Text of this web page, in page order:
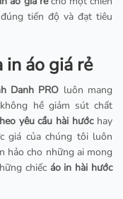
tiến độ và đạt tiêu
in áo giá rẻ
Danh PRO luôn mang
hề giảm sút chất
yêu cầu hài hướchay
giá của chúng tôi luôn
hảo cho những ai mong
chiếc áo in hài hước